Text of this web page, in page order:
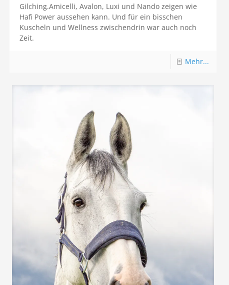
Gilching.Amicelli, Avalon, Luxi und Nando zeigen wie
Hafi Power aussehen kann. Und für ein bisschen
Kuscheln und Wellness zwischendrin war auch noch
Zeit.
Mehr...